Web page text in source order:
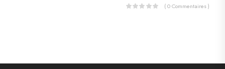
( 0 Commentaires )